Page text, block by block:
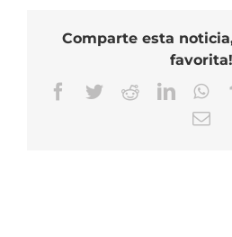
Comparte esta
favorita!
Facebook
TwitterReddit